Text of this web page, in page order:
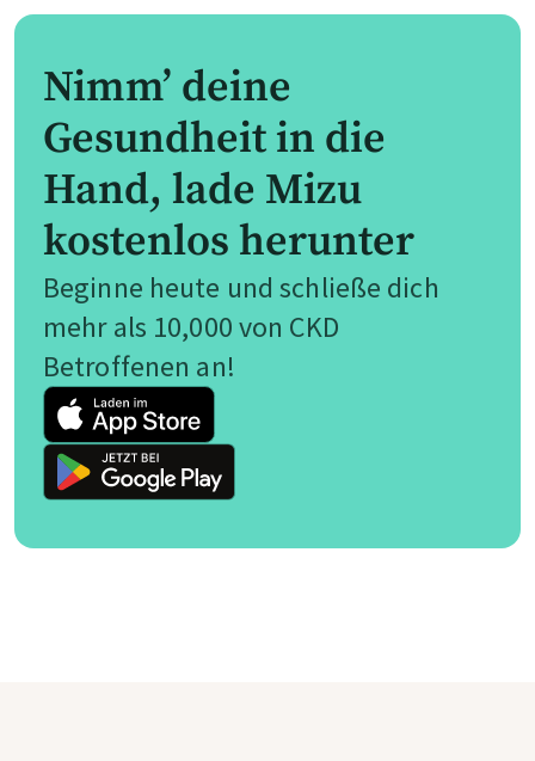
Nimm’ deine
Gesundheit in die
Hand, lade Mizu
kostenlos herunter
Beginne heute und schließe dich
mehr als 10,000 von CKD
Betroffenen an!